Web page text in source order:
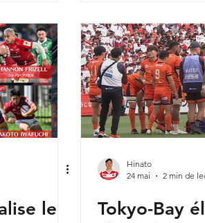
Fassi
le
Hinato
24 mai
2 min de
Tokyo-Bay